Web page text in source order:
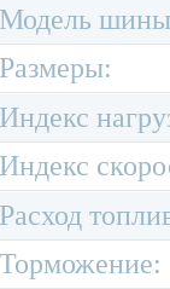
Модель
Размеры:
Индекс
Индекс
Расход
Торможение: